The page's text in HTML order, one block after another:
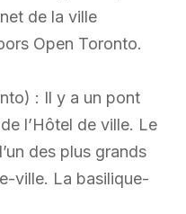
de la ville
Open Toronto.
: Il y a un pont
l’Hôtel de ville. Le
des plus grands
ville. La basilique-